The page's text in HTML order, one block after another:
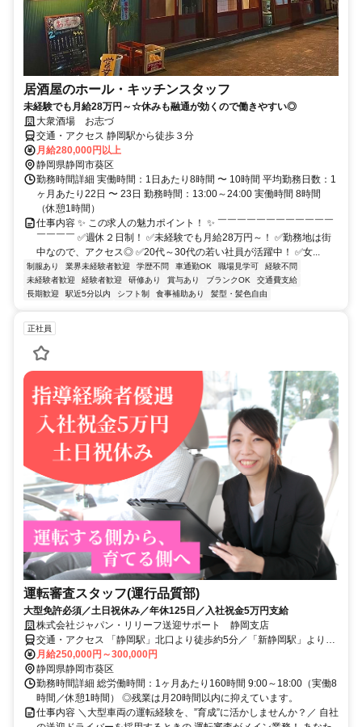
居酒屋のホール・キッチンスタッフ
未経験でも月給28万円～☆休みも融通が効くので働きやすい◎
大衆酒場 お志づ
交通・アクセス 静岡駅から徒歩３分
月給280,000円以上
静岡県静岡市葵区
勤務時間詳細 実働時間：1日あたり8時間 〜 10時間 平均勤務日数：1
ヶ月あたり22日 〜 23日 勤務時間：13:00～24:00 実働時間 8時間
（休憩1時間）
仕事内容 ✨ この求人の魅力ポイント！ ✨ ￣￣￣￣￣￣￣￣￣￣￣￣
￣￣￣￣ ✅週休２日制！ ✅未経験でも月給28万円～！ ✅勤務地は街
中なので、アクセス◎ ✅20代～30代の若い社員が活躍中！ ✅女...
制服あり 業界未経験者歓迎 学歴不問 車通勤OK 職場見学可
経験不問
未経験者歓迎
経験者歓迎 研修あり 賞与あり ブランクOK
交通費支給
長期歓迎
駅近5分以内 シフト制 食事補助あり 髪型・髪色自由
正社員
運転審査スタッフ(運行品質部)
大型免許必須／土日祝休み／年休125日／入社祝金5万円支給
株式会社ジャパン・リリーフ送迎サポート 静岡支店
交通・アクセス 「静岡駅」北口より徒歩約5分／「新静岡駅」より徒
歩約5分
月給250,000円～300,000円
静岡県静岡市葵区
勤務時間詳細 総労働時間：1ヶ月あたり160時間 9:00～18:00（実働8
時間／休憩1時間） ◎残業は月20時間以内に抑えています。
仕事内容 ＼大型車両の運転経験を、”育成”に活かしませんか？／ 自社